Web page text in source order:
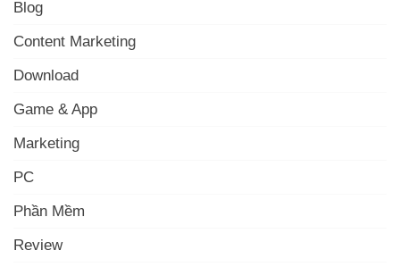
Blog
Content Marketing
Download
Game & App
Marketing
PC
Phần Mềm
Review